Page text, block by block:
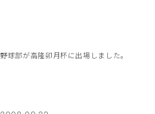
野球部が高隆卯月杯に出場しました。